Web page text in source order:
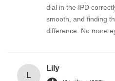
dial in the IPD
smooth, and finding
difference. No more
fantastic once you
manual adjustment is
L
Lily